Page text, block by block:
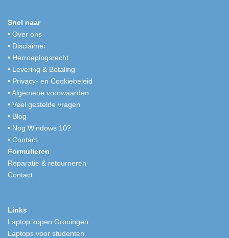
Snel naar
• Over ons
• Disclaimer
• Herroepingsrecht
• Levering & Betaling
• Privacy- en Cookiebeleid
•Algemene voorwaarden
• Veel gestelde vragen
• Blog
• Nog Windows 10?
• Contact.
Formulieren
Reparatie & retourneren
Contact
Links
Laptop kopen Groningen
Laptops voor studenten